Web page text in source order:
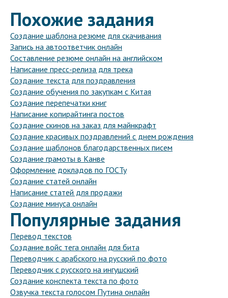
Похожие задания
Создание шаблона резюме для скачивания
Запись на автоответчик онлайн
Составление резюме онлайн на английском
Написание пресс-релиза для трека
Создание текста для поздравления
Создание обучения по закупкам с Китая
Создание перепечатки книг
Написание копирайтинга постов
Создание скинов на заказ для майнкрафт
Создание красивых поздравлений с днем рождения
Создание шаблонов благодарственных писем
Создание грамоты в Канве
Оформление докладов по ГОСТу
Создание статей онлайн
Написание статей для продажи
Создание минуса онлайн
Популярные задания
Перевод текстов
Создание войс тега онлайн для бита
Переводчик с арабского на русский по фото
Переводчик с русского на ингушский
Создание конспекта текста по фото
Озвучка текста голосом Путина онлайн